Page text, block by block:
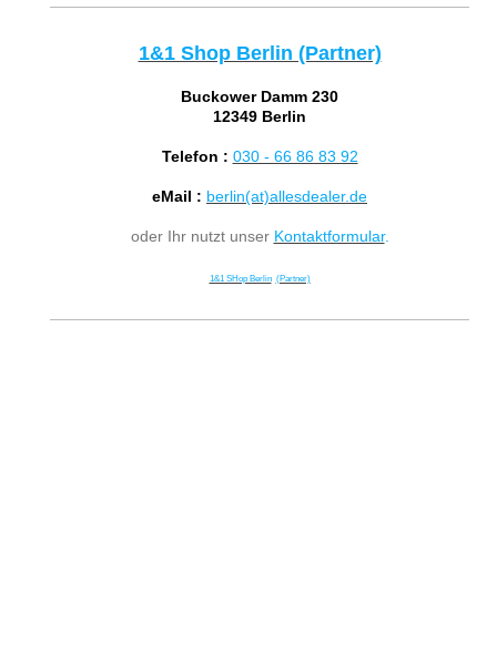
1&1 Shop Berlin (Partner)
Buckower Damm 230
12349 Berlin
Telefon : 030 - 66 86 83 92
eMail : berlin(at)allesdealer.de
oder Ihr nutzt unser Kontaktformular.
1&1 SHop Berlin (Partner)